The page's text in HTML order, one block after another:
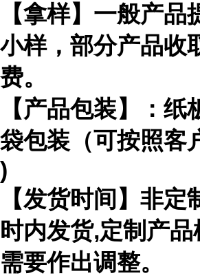
【拿样】一般产品
小样，部分产品收
费。
【产品包装】：纸
袋包装（可按照客
)
【发货时间】非定
时内发货,定制产
需要作出调整。